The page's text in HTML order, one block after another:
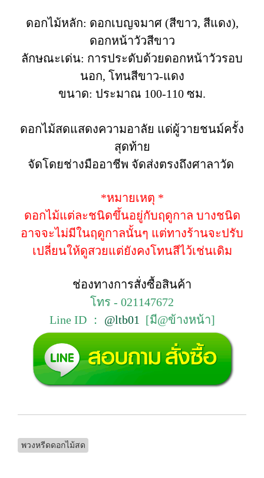
ดอกไม้หลัก: ดอกเบญจมาศ (สีขาว, สีแดง),
ดอกหน้าวัวสีขาว
ลักษณะเด่น: การประดับด้วยดอกหน้าวัวรอบ
นอก, โทนสีขาว-แดง
ขนาด: ประมาณ 100-110 ซม.
ดอกไม้สดแสดงความอาลัย แด่ผู้วายชนม์ครั้ง
สุดท้าย
จัดโดยช่างมืออาชีพ จัดส่งตรงถึงศาลาวัด
*หมายเหตุ *
ดอกไม้แต่ละชนิดขึ้นอยู่กับฤดูกาล บางชนิด
อาจจะไม่มีในฤดูกาลนั้นๆ แต่ทางร้านจะปรับ
เปลี่ยนให้ดูสวยแต่ยังคงโทนสีไว้เช่นเดิม
ช่องทางการสั่งซื้อสินค้า
โทร - 021147672
Line ID ： @ltb01 [มี@ข้างหน้า]
พวงหรีดดอกไม้สด